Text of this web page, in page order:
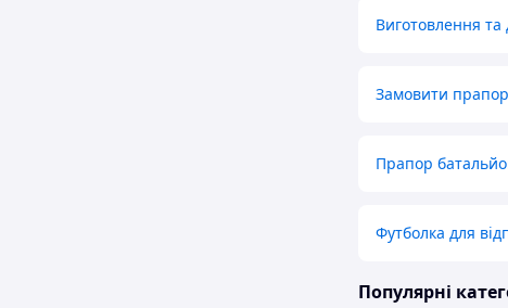
Виготовлення та
Замовити прапор
Прапор
Футболка для
Популярні